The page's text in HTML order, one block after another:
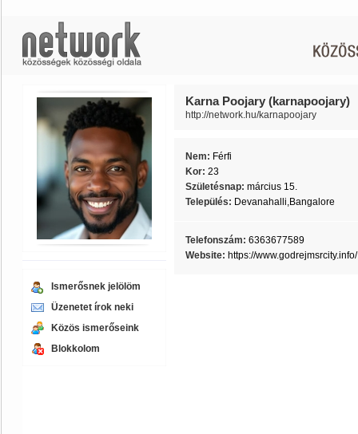
Ismerősnek jelölöm
Üzenetet írok neki
Közös ismerőseink
Blokkolom
Karna Poojary (karnapoojary)
http://network.hu/karnapoojary
Nem: Férfi
Kor: 23
Születésnap: március 15.
Település: Devanahalli,Bangalore
Telefonszám: 6363677589
Website: https://www.godrejmsrcity.info/